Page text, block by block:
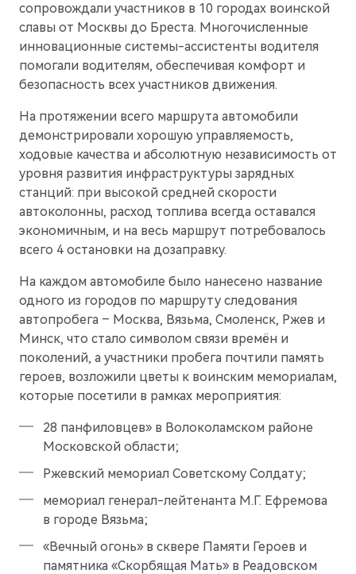
M7Представительский кроссовер
от 6 090 000 ₽
AITO
M5 Стильный спортивный кроссовер
сопровождали участников в 10 городах воинской
славы от Москвы до Бреста. Многочисленные
инновационные системы-ассистенты водителя
помогали водителям, обеспечивая комфорт и
безопасность всех участников движения.
На протяжении всего маршрута автомобили
демонстрировали хорошую управляемость,
ходовые качества и абсолютную независимость от
уровня развития инфраструктуры зарядных
станций: при высокой средней скорости
автоколонны, расход топлива всегда оставался
экономичным, и на весь маршрут потребовалось
всего 4 остановки на дозаправку.
На каждом автомобиле было нанесено название
одного из городов по маршруту следования
автопробега – Москва, Вязьма, Смоленск, Ржев и
Минск, что стало символом связи времён и
поколений, а участники пробега почтили память
героев, возложили цветы к воинским мемориалам,
которые посетили в рамках мероприятия:
28 панфиловцев» в Волоколамском районе
Московской области;
Ржевский мемориал Советскому Солдату;
мемориал генерал-лейтенанта М.Г. Ефремова
в городе Вязьма;
«Вечный огонь» в сквере Памяти Героев и
памятника «Скорбящая Мать» в Реадовском